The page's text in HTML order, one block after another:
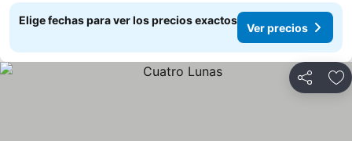
Elige fechas para ver los precios exactos
Ver precios
Compartir